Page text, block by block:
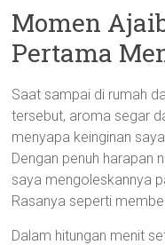
Momen
Pertama
Saat sampai di rumah
tersebut, aroma segar
menyapa keinginan
Dengan penuh harapan
saya mengoleskannya
Rasanya seperti
Dalam hitungan menit